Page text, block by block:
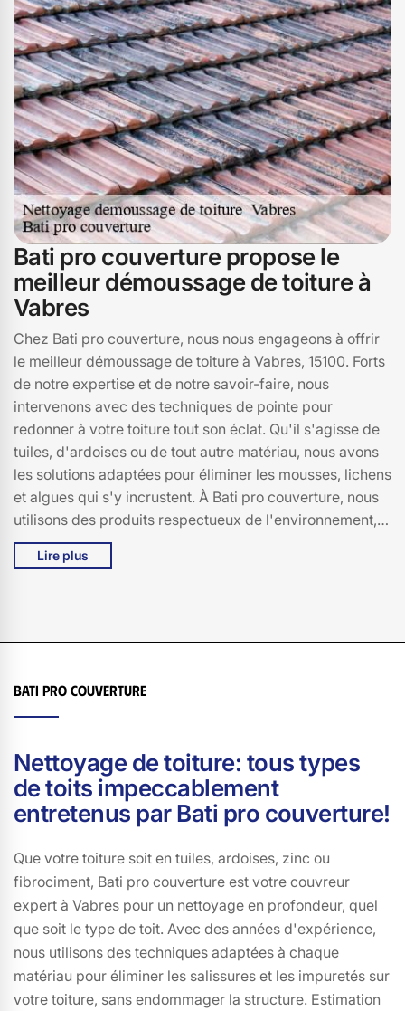
toiture et aux conditions climatiques de 15100. Parce
qu'un toit bien entretenu, c'est l'assurance d'un foyer
protégé et d'une maison embellie.
Bati pro couverture propose le
meilleur démoussage de toiture à
Vabres
Chez Bati pro couverture, nous nous engageons à offrir
le meilleur démoussage de toiture à Vabres, 15100. Forts
de notre expertise et de notre savoir-faire, nous
intervenons avec des techniques de pointe pour
redonner à votre toiture tout son éclat. Qu'il s'agisse de
tuiles, d'ardoises ou de tout autre matériau, nous avons
les solutions adaptées pour éliminer les mousses, lichens
et algues qui s'y incrustent. À Bati pro couverture, nous
utilisons des produits respectueux de l'environnement,
garantissant ainsi la préservation de votre toiture tout en
respectant notre planète. Nos équipes de professionnels
optez pour Bati pro couverture.
Lire plus
Bati pro couverture
Nettoyage de toiture: tous types
de toits impeccablement
entretenus par Bati pro couverture!
Que votre toiture soit en tuiles, ardoises, zinc ou
fibrociment, Bati pro couverture est votre couvreur
expert à Vabres pour un nettoyage en profondeur, quel
que soit le type de toit. Avec des années d'expérience,
nous utilisons des techniques adaptées à chaque
matériau pour éliminer les salissures et les impuretés sur
votre toiture, sans endommager la structure. Estimation